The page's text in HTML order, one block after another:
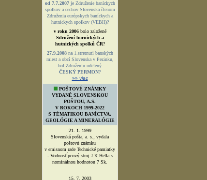
od 7.7.2007je Združenie baníckych
spolkov a cechov Slovenska členom
Združenia európskych baníckych a
hutníckych spolkov (VEBH)?
v roku 2006bolo založené
Sdružení hornických a
hutnických spolků ČR?
27.9.2008na 1.stretnutí banských
miest a obcí Slovenska v Pezinku,
bol Združeniu udelený
ČESKÝ PERMON?
»» viac
POŠTOVÉ ZNÁMKY
VYDANÉ SLOVENSKOU
POŠTOU, A.S.
V ROKOCH 1999-2022
S TÉMATIKOU BANÍCTVA,
GEOLÓGIE A MINERALÓGIE
21. 1. 1999
Slovenská pošta, a. s., vydala
poštovú známku
v emisnom rade Technické pamiatky
- Vodnostĺpcový stroj J.K.Hella s
nominálnou hodnotou 7 Sk.
15. 7. 2003